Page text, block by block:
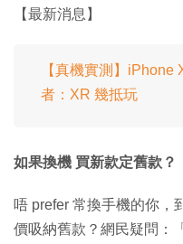
【最新消息】
【真機實測】iPhone
者：XR 幾抵玩
如果換機 買新款定舊款？
唔 prefer 常換手機的你，
價吸納舊款？網民疑問：